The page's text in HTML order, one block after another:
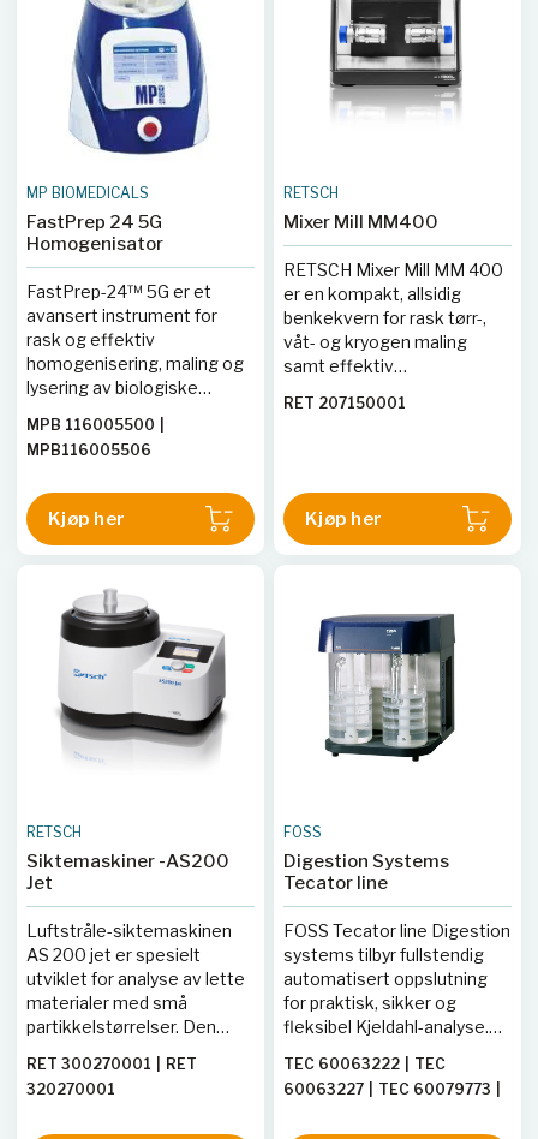
MP BIOMEDICALS
FastPrep 24 5G
Homogenisator
FastPrep-24™ 5G er et
avansert instrument for
rask og effektiv
homogenisering, maling og
lysering av biologiske
bevegelse og spesialiserte
lysingsmatriser sikrer den
tid, kompatibel med et bredt
spekter av prøvetyper,
MPB 116005500
MPB116005506
Kjøp her
RETSCH
Mixer Mill MM400
RETSCH Mixer Mill MM 400
er en kompakt, allsidig
benkekvern for rask tørr-,
våt- og kryogen maling
samt effektiv
prøvevolumer. Den har to
og et bredt utvalg
slitebestandige beholdere
ekstraksjon.
Sluttkornstørrelse ~5 µm
(materialavhengig).
RET 207150001
Kjøp her
RETSCH
Siktemaskiner -AS200
Jet
Luftstråle-siktemaskinen
AS 200 jet er spesielt
utviklet for analyse av lette
materialer med små
partikkelstørrelser. Den
for å spre og
deagglomerere fine pulver,
RET 300270001
RET
320270001
FOSS
Digestion Systems
Tecator line
FOSS Tecator line Digestion
systems tilbyr fullstendig
automatisert oppslutning
for praktisk, sikker og
fleksibel Kjeldahl-analyse.
eller tjue rør og støtter
toveis PC-kommunikasjon
TEC 60063222
TEC
60063227
TEC 60079773